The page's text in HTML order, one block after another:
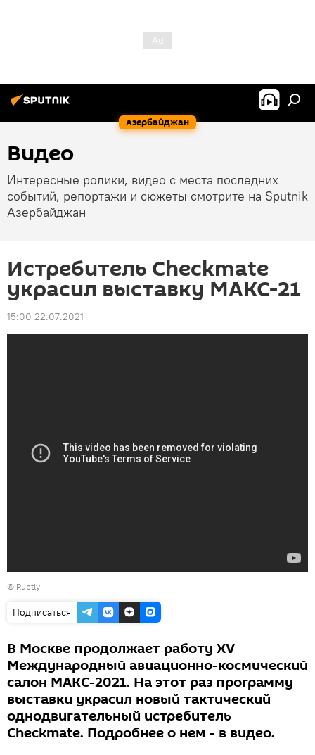
Азербайджан
Видео
Интересные ролики, видео с места последних
событий, репортажи и сюжеты смотрите на Sputnik
Азербайджан
Истребитель Checkmate
украсил выставку МАКС-21
15:00 22.07.2021
© Ruptly
Подписаться
В Москве продолжает работу XV
Международный авиационно-космический
салон МАКС-2021. На этот раз программу
выставки украсил новый тактический
однодвигательный истребитель
Checkmate. Подробнее о нем - в видео.